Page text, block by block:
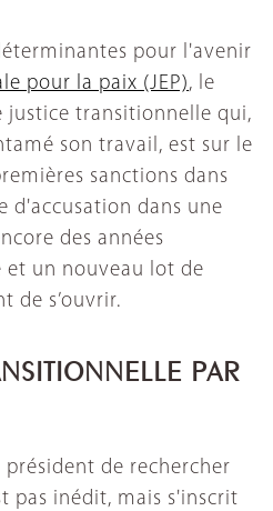
pour l'avenir
pour la paix (JEP), le
justice transitionnelle qui,
son travail, est sur le
sanctions dans
d'accusation dans une
des années
et un nouveau lot de
de s’ouvrir.
PAR
de rechercher
pas inédit, mais s'inscrit